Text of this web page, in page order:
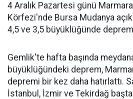
4 Aralık Pazartesi günü
Körfezi'nde Bursa Mudanya
4,5 ve 3,5 büyüklüğünde
Gemlik'te hafta başında
büyüklüğündeki deprem,
depremi bir kez daha hatırlattı.
İstanbul, İzmir ve Tekirdağ